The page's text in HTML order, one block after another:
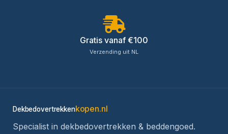
Gratis vanaf €100
Verzending uit NL
Dekbedovertrekkenkopen.nl
Specialist in dekbedovertrekken & beddengoed.